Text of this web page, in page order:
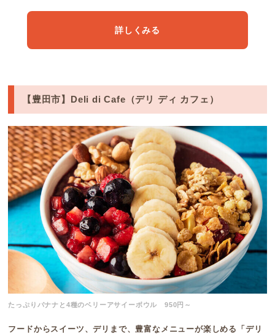
詳しくみる
【豊田市】Deli di Cafe（デリ ディ カフェ）
たっぷりバナナと4種のベリーアサイーボウル 950円～
フードからスイーツ、デリまで、豊富なメニューが楽しめる「デリ